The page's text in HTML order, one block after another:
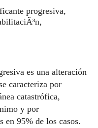
progresiva,
es una alteración
caracteriza por
catastrófica,
y por
95% de los casos.